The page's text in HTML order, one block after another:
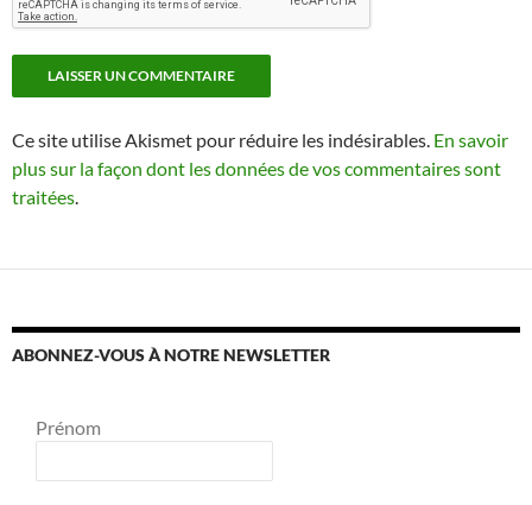
Ce site utilise Akismet pour réduire les indésirables. En savoir
plus sur la façon dont les données de vos commentaires sont
traitées.
ABONNEZ-VOUS À NOTRE NEWSLETTER
Prénom